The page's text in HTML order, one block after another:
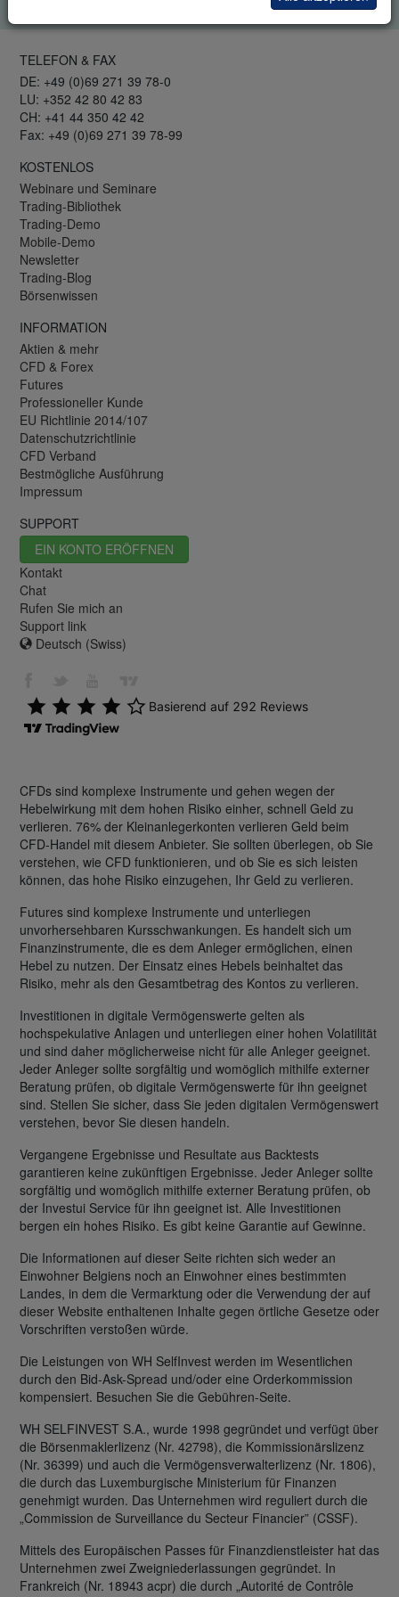
TELEFON & FAX
DE: +49 (0)69 271 39 78-0
LU: +352 42 80 42 83
CH: +41 44 350 42 42
Fax: +49 (0)69 271 39 78-99
KOSTENLOS
Webinare und Seminare
Trading-Bibliothek
Trading-Demo
Mobile-Demo
Newsletter
Trading-Blog
Börsenwissen
INFORMATION
Aktien & mehr
CFD & Forex
Futures
Professioneller Kunde
EU Richtlinie 2014/107
Datenschutzrichtlinie
CFD Verband
Bestmögliche Ausführung
Impressum
SUPPORT
EIN KONTO ERÖFFNEN
Kontakt
Chat
Rufen Sie mich an
Support link
Deutsch (Swiss)
CFDs sind komplexe Instrumente und gehen wegen der
Hebelwirkung mit dem hohen Risiko einher, schnell Geld zu
verlieren. 76% der Kleinanlegerkonten verlieren Geld beim
CFD-Handel mit diesem Anbieter. Sie sollten überlegen, ob Sie
verstehen, wie CFD funktionieren, und ob Sie es sich leisten
können, das hohe Risiko einzugehen, Ihr Geld zu verlieren.
Futures sind komplexe Instrumente und unterliegen
unvorhersehbaren Kursschwankungen. Es handelt sich um
Finanzinstrumente, die es dem Anleger ermöglichen, einen
Hebel zu nutzen. Der Einsatz eines Hebels beinhaltet das
Risiko, mehr als den Gesamtbetrag des Kontos zu verlieren.
Investitionen in digitale Vermögenswerte gelten als
hochspekulative Anlagen und unterliegen einer hohen Volatilität
und sind daher möglicherweise nicht für alle Anleger geeignet.
Jeder Anleger sollte sorgfältig und womöglich mithilfe externer
Beratung prüfen, ob digitale Vermögenswerte für ihn geeignet
sind. Stellen Sie sicher, dass Sie jeden digitalen Vermögenswert
verstehen, bevor Sie diesen handeln.
Vergangene Ergebnisse und Resultate aus Backtests
garantieren keine zukünftigen Ergebnisse. Jeder Anleger sollte
sorgfältig und womöglich mithilfe externer Beratung prüfen, ob
der Investui Service für ihn geeignet ist. Alle Investitionen
bergen ein hohes Risiko. Es gibt keine Garantie auf Gewinne.
Die Informationen auf dieser Seite richten sich weder an
Einwohner Belgiens noch an Einwohner eines bestimmten
Landes, in dem die Vermarktung oder die Verwendung der auf
dieser Website enthaltenen Inhalte gegen örtliche Gesetze oder
Vorschriften verstoßen würde.
Die Leistungen von WH SelfInvest werden im Wesentlichen
durch den Bid-Ask-Spread und/oder eine Orderkommission
kompensiert. Besuchen Sie die Gebühren-Seite.
WH SELFINVEST S.A., wurde 1998 gegründet und verfügt über
die Börsenmaklerlizenz (Nr. 42798), die Kommissionärslizenz
(Nr. 36399) und auch die Vermögensverwalterlizenz (Nr. 1806),
die durch das Luxemburgische Ministerium für Finanzen
genehmigt wurden. Das Unternehmen wird reguliert durch die
„Commission de Surveillance du Secteur Financier” (CSSF).
Mittels des Europäischen Passes für Finanzdienstleister hat das
Unternehmen zwei Zweigniederlassungen gegründet. In
Frankreich (Nr. 18943 acpr) die durch „Autorité de Contrôle